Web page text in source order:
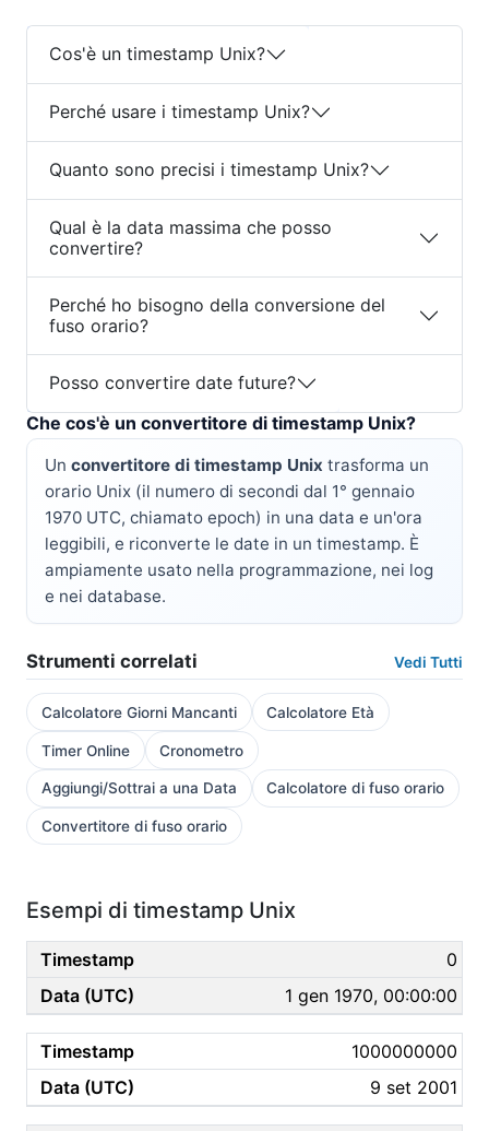
Cos'è un timestamp Unix?
Perché usare i timestamp Unix?
Quanto sono precisi i timestamp Unix?
Qual è la data massima che posso
convertire?
Perché ho bisogno della conversione del
fuso orario?
Posso convertire date future?
Che cos'è un convertitore di timestamp Unix?
Un convertitore di timestamp Unix trasforma un
orario Unix (il numero di secondi dal 1° gennaio
1970 UTC, chiamato epoch) in una data e un'ora
leggibili, e riconverte le date in un timestamp. È
ampiamente usato nella programmazione, nei log
e nei database.
Strumenti correlati Vedi Tutti
Calcolatore Giorni Mancanti Calcolatore Età
Timer Online Cronometro
Aggiungi/Sottrai a una Data Calcolatore di fuso orario
Convertitore di fuso orario
Esempi di timestamp Unix
0
1 gen 1970, 00:00:00
1000000000
9 set 2001